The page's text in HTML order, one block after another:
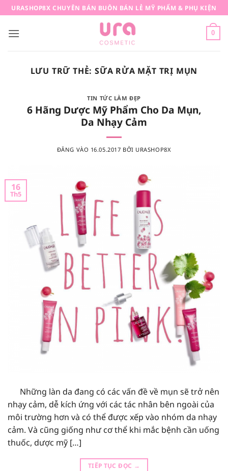
qua
nội
URASHOP8X CHUYÊN BÁN BUÔN BÁN LẺ MỸ PHẨM & PHỤ KIỆN
0
LƯU TRỮ THẺ:SỮA RỬA MẶT TRỊ MỤN
TIN TỨC LÀM ĐẸP
6 Hãng Dược Mỹ Phẩm Cho Da Mụn,
Da Nhạy Cảm
ĐĂNG VÀO 16.05.2017 BỞI URASHOP8X
16
Th5
Những làn da đang có các vấn đề về mụn sẽ trở nên
nhạy cảm, dễ kích ứng với các tác nhân bên ngoài của
môi trường hơn và có thể được xếp vào nhóm da nhạy
cảm. Và cũng giống như cơ thể khi mắc bệnh cần uống
thuốc, dược mỹ […]
TIẾP TỤC ĐỌC →